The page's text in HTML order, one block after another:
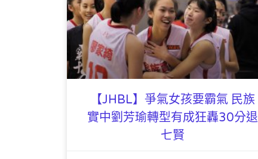
【JHBL】爭氣女孩要霸氣 民族
實中劉芳瑜轉型有成狂轟30分退
七賢